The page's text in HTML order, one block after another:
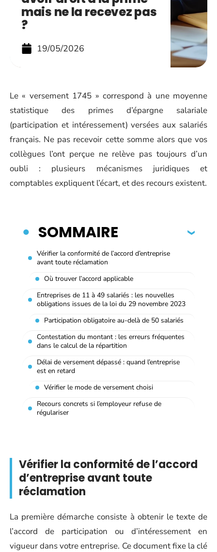
mais ne la recevez pas
?
19/05/2026
Le « versement 1745 » correspond à une moyenne
statistique des primes d’épargne salariale
(participation et intéressement) versées aux salariés
français. Ne pas recevoir cette somme alors que vos
collègues l’ont perçue ne relève pas toujours d’un
oubli : plusieurs mécanismes juridiques et
comptables expliquent l’écart, et des recours existent.
SOMMAIRE
Vérifier la conformité de l’accord d’entreprise
avant toute réclamation
Où trouver l’accord applicable
Entreprises de 11 à 49 salariés : les nouvelles
obligations issues de la loi du 29 novembre 2023
Participation obligatoire au-delà de 50 salariés
Contestation du montant : les erreurs fréquentes
dans le calcul de la répartition
Délai de versement dépassé : quand l’entreprise
est en retard
Vérifier le mode de versement choisi
Recours concrets si l’employeur refuse de
régulariser
Vérifier la conformité de l’accord
d’entreprise avant toute
réclamation
La première démarche consiste à obtenir le texte de
l’accord de participation ou d’intéressement en
vigueur dans votre entreprise. Ce document fixe la clé